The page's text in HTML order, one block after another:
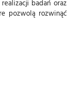
badań oraz
pozwolą rozwinąć